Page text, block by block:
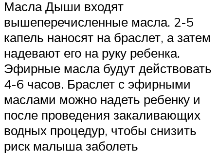
Масла Дыши входят
вышеперечисленные масла. 2-5
капель наносят на браслет, а затем
надевают его на руку ребенка.
Эфирные масла будут действовать
4-6 часов. Браслет с эфирными
маслами можно надеть ребенку и
после проведения закаливающих
водных процедур, чтобы снизить
риск малыша заболеть